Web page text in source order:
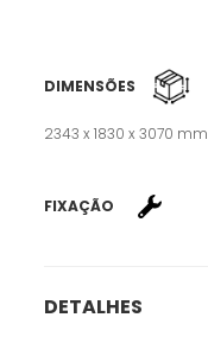
DIMENSÕES
2343 x 1830 x 3070 mm
FIXAÇÃO
DETALHES